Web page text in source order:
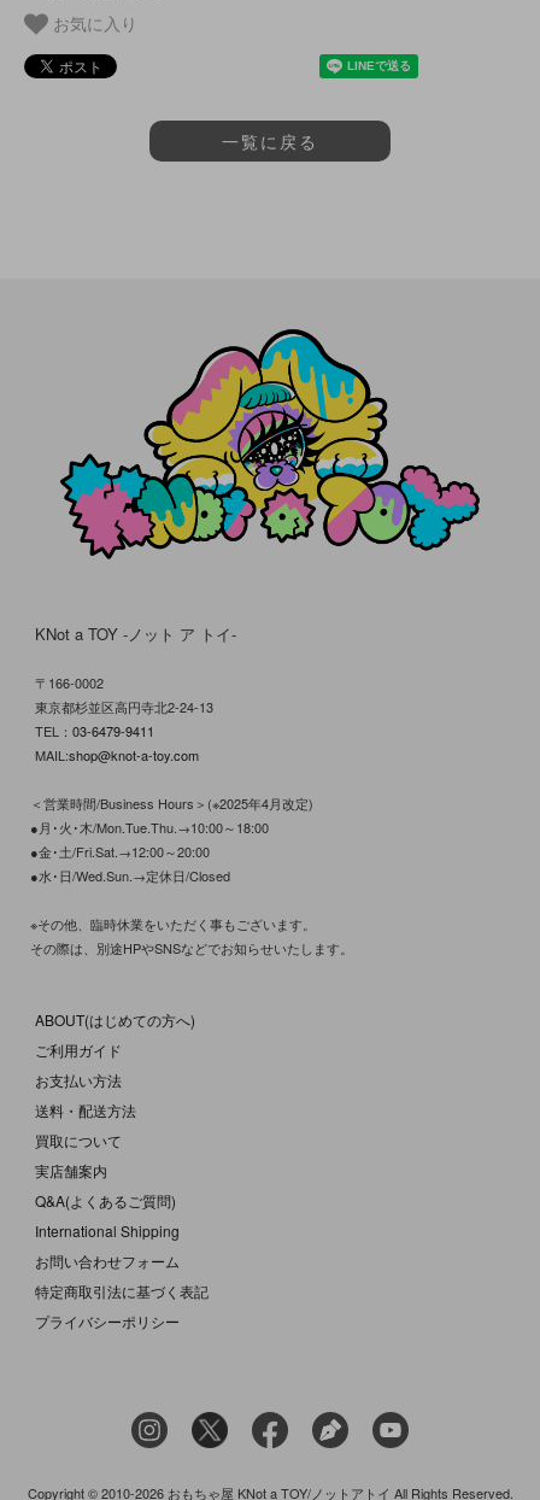
お気に入り
一覧に戻る
KNot a TOY -ノット ア トイ-
〒166-0002
東京都杉並区高円寺北2-24-13
TEL： 03-6479-9411
MAIL:shop@knot-a-toy.com
＜営業時間/Business Hours＞(※2025年4月改定)
●月･火･木/Mon.Tue.Thu.→10:00～18:00
●金･土/Fri.Sat.→12:00～20:00
●水･日/Wed.Sun.→定休日/Closed
※その他、臨時休業をいただく事もございます。
その際は、別途HPやSNSなどでお知らせいたします。
ABOUT(はじめての方へ)
ご利用ガイド
お支払い方法
送料・配送方法
買取について
実店舗案内
Q&A(よくあるご質問)
International Shipping
お問い合わせフォーム
特定商取引法に基づく表記
プライバシーポリシー
Copyright © 2010-2026 おもちゃ屋 KNot a TOY/ノットアトイ All Rights Reserved.